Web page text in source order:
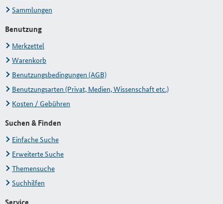
Sammlungen
Benutzung
Merkzettel
Warenkorb
Benutzungsbedingungen (AGB)
Benutzungsarten (Privat, Medien, Wissenschaft etc.)
Kosten / Gebühren
Suchen & Finden
Einfache Suche
Erweiterte Suche
Themensuche
Suchhilfen